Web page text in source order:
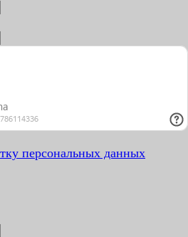
персональных данных